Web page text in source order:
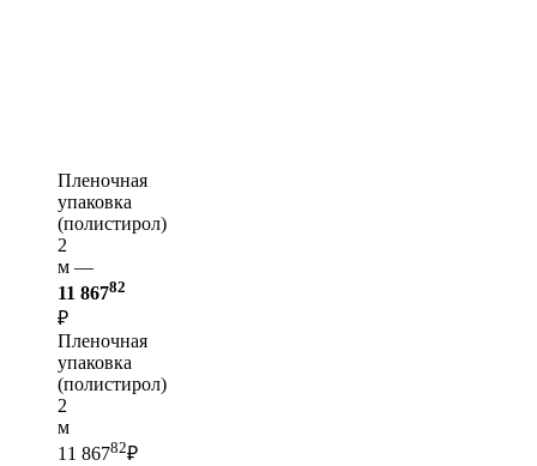
Пленочная
упаковка
(полистирол)
2
м —
11 86782
₽
Пленочная
упаковка
(полистирол)
2
м
11 86782₽